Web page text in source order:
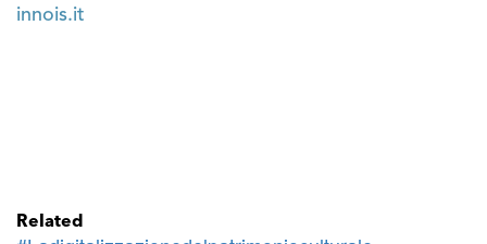
innois.it
Related